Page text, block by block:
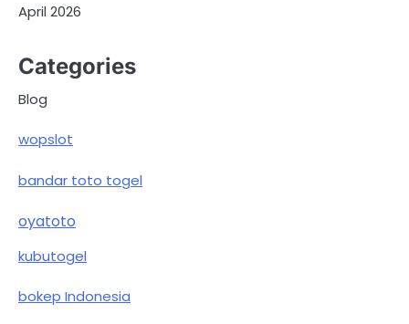
April 2026
Categories
Blog
wopslot
bandar toto togel
oyatoto
kubutogel
bokep Indonesia